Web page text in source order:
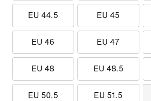
EU 44.5 EU 45
EU 46 EU 47
EU 48 EU 48.5
EU 50.5 EU 51.5